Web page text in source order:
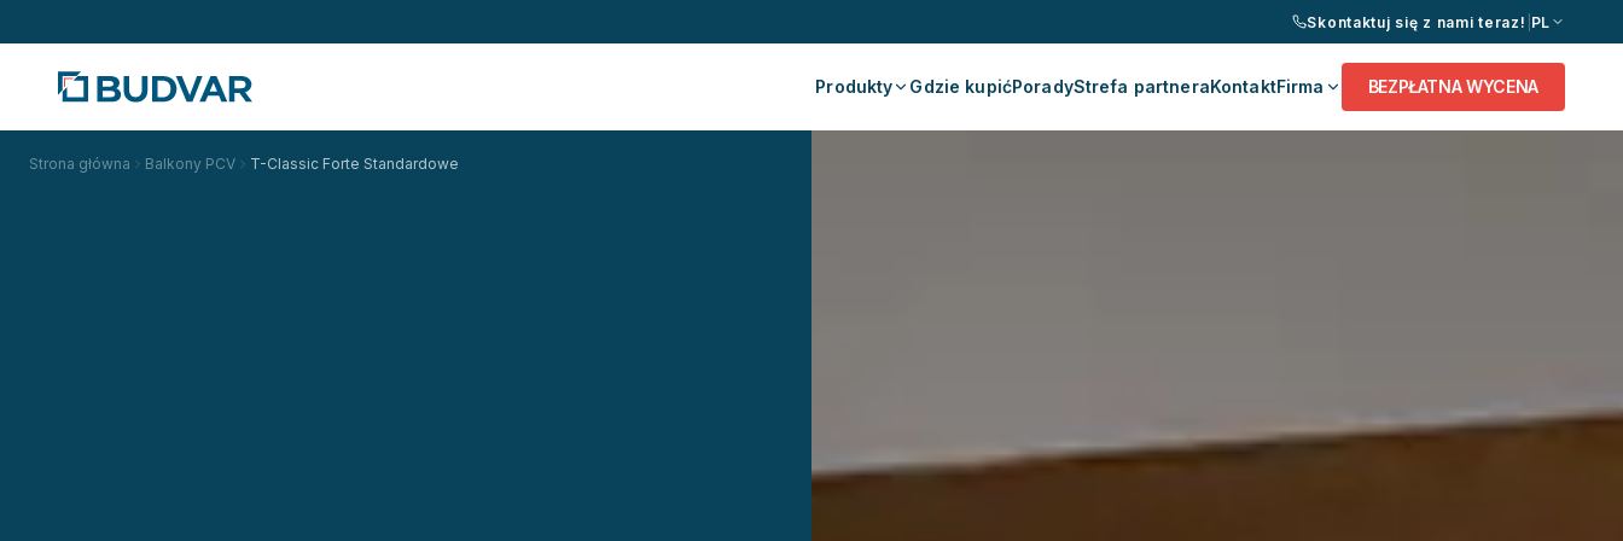
Skontaktuj się z nami teraz! PL
Produkty Gdzie kupićPoradyStrefa partneraKontaktFirma BEZPŁATNA WYCENA
Strona główna Balkony PCV T-Classic Forte Standardowe